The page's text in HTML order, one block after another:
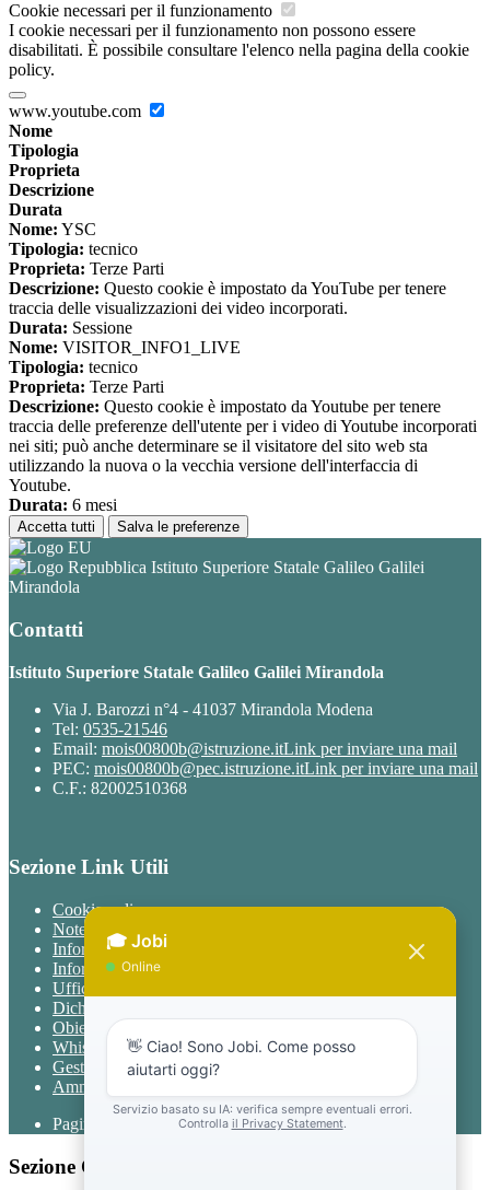
Cookie necessari per il funzionamento
I cookie necessari per il funzionamento non possono essere
disabilitati. È possibile consultare l'elenco nella pagina della cookie
policy.
www.youtube.com
Nome
Tipologia
Proprieta
Descrizione
Durata
Nome: YSC
Tipologia: tecnico
Proprieta: Terze Parti
Descrizione: Questo cookie è impostato da YouTube per tenere
traccia delle visualizzazioni dei video incorporati.
Durata: Sessione
Nome: VISITOR_INFO1_LIVE
Tipologia: tecnico
Proprieta: Terze Parti
Descrizione: Questo cookie è impostato da Youtube per tenere
traccia delle preferenze dell'utente per i video di Youtube incorporati
nei siti; può anche determinare se il visitatore del sito web sta
utilizzando la nuova o la vecchia versione dell'interfaccia di
Youtube.
Durata: 6 mesi
Accetta tutti Salva le preferenze
Istituto Superiore Statale Galileo Galilei
Mirandola
Contatti
Istituto Superiore Statale Galileo Galilei Mirandola
Via J. Barozzi n°4 - 41037 Mirandola Modena
Tel: 0535-21546
Email: mois00800b@istruzione.itLink per inviare una mail
PEC: mois00800b@pec.istruzione.itLink per inviare una mail
C.F.: 82002510368
Sezione Link Utili
Cookie policy
Note legali
Informativa Privacy
Informativa Privacy chatbot Jobi
Ufficio Relazioni con il Pubblico
Dichiarazione di accessibilità
Obiettivi di accessibilità
Whistleblowing
Gestione consensi cookie
Amministrazione trasparente
Pagina visualizzata1354volte
Sezione Copyright